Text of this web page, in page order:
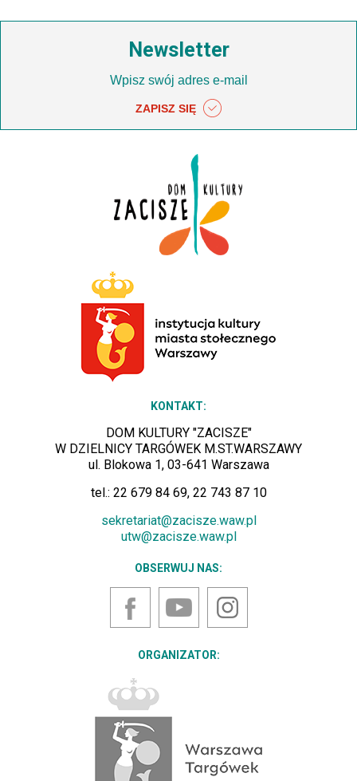
Newsletter
ZAPISZ SIĘ
KONTAKT:
DOM KULTURY "ZACISZE"
W DZIELNICY TARGÓWEK M.ST.WARSZAWY
ul. Blokowa 1, 03-641 Warszawa
tel.: 22 679 84 69, 22 743 87 10
sekretariat@zacisze.waw.pl
utw@zacisze.waw.pl
OBSERWUJ NAS:
FacebookYouTubeInstagram
ORGANIZATOR: